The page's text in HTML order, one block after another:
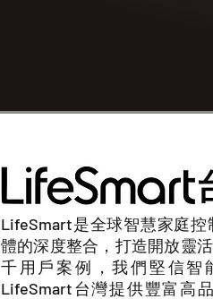
LifeSmart是全球智慧家庭
體的深度整合，打造開放靈
千用戶案例，我們堅信智
LifeSmart台灣提供豐富高